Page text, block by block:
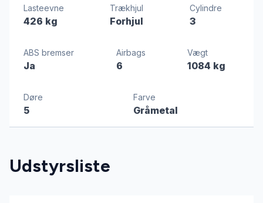
Lasteevne
426 kg
Trækhjul
Forhjul
Cylindre
3
ABS bremser
Ja
Airbags
6
Vægt
1084 kg
Døre
5
Farve
Gråmetal
Udstyrsliste